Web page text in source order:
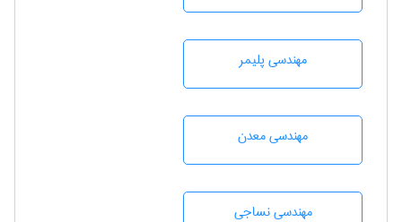
مهندسی پليمر
مهندسی معدن
مهندسي نساجی